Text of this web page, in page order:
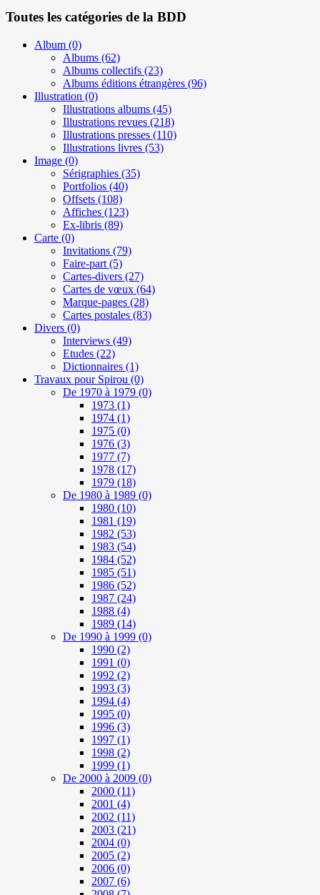
Toutes les catégories de la BDD
Album (0)
Albums (62)
Albums collectifs (23)
Albums éditions étrangères (96)
Illustration (0)
Illustrations albums (45)
Illustrations revues (218)
Illustrations presses (110)
Illustrations livres (53)
Image (0)
Sérigraphies (35)
Portfolios (40)
Offsets (108)
Affiches (123)
Ex-libris (89)
Carte (0)
Invitations (79)
Faire-part (5)
Cartes-divers (27)
Cartes de vœux (64)
Marque-pages (28)
Cartes postales (83)
Divers (0)
Interviews (49)
Etudes (22)
Dictionnaires (1)
Travaux pour Spirou (0)
De 1970 à 1979 (0)
1973 (1)
1974 (1)
1975 (0)
1976 (3)
1977 (7)
1978 (17)
1979 (18)
De 1980 à 1989 (0)
1980 (10)
1981 (19)
1982 (53)
1983 (54)
1984 (52)
1985 (51)
1986 (52)
1987 (24)
1988 (4)
1989 (14)
De 1990 à 1999 (0)
1990 (2)
1991 (0)
1992 (2)
1993 (3)
1994 (4)
1995 (0)
1996 (3)
1997 (1)
1998 (2)
1999 (1)
De 2000 à 2009 (0)
2000 (11)
2001 (4)
2002 (11)
2003 (21)
2004 (0)
2005 (2)
2006 (0)
2007 (6)